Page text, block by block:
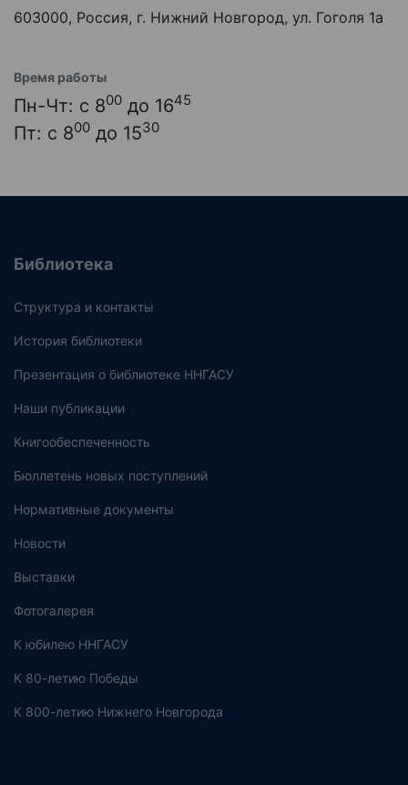
603000, Россия, г. Нижний Новгород, ул. Гоголя 1а
Время работы
Пн-Чт: с 800 до 1645
Пт: с 800 до 1530
Библиотека
Структура и контакты
История библиотеки
Презентация о библиотеке ННГАСУ
Наши публикации
Книгообеспеченность
Бюллетень новых поступлений
Нормативные документы
Новости
Выставки
Фотогалерея
К юбилею ННГАСУ
К 80-летию Победы
К 800-летию Нижнего Новгорода